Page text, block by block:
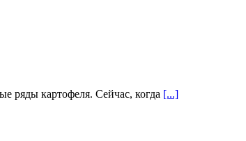
ряды картофеля. Сейчас, когда [...]